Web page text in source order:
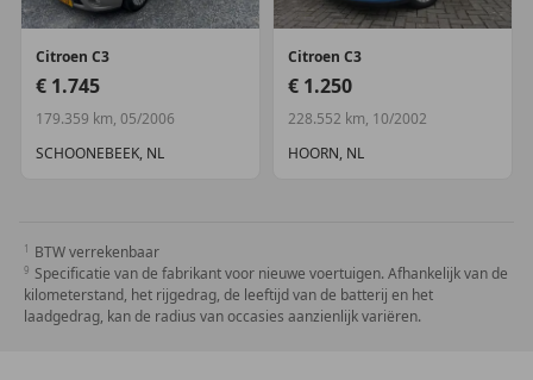
Citroen C3
€ 1.745
179.359 km, 05/2006
SCHOONEBEEK, NL
Citroen C3
€ 1.250
228.552 km, 10/2002
HOORN, NL
BTW verrekenbaar
Specificatie van de fabrikant voor nieuwe voertuigen. Afhankelijk van de
kilometerstand, het rijgedrag, de leeftijd van de batterij en het
laadgedrag, kan de radius van occasies aanzienlijk variëren.